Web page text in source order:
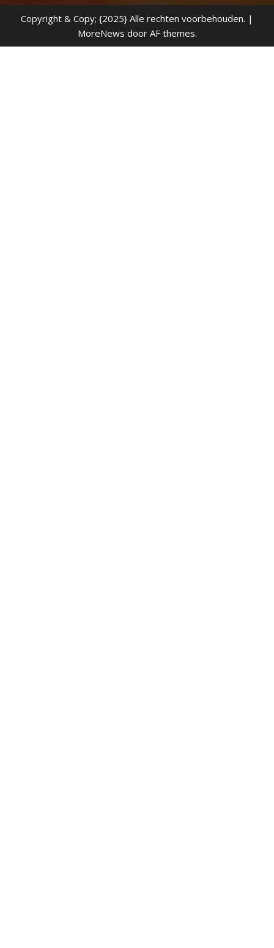
Copyright & Copy; {2025} Alle rechten voorbehouden. |
MoreNews door AF themes.